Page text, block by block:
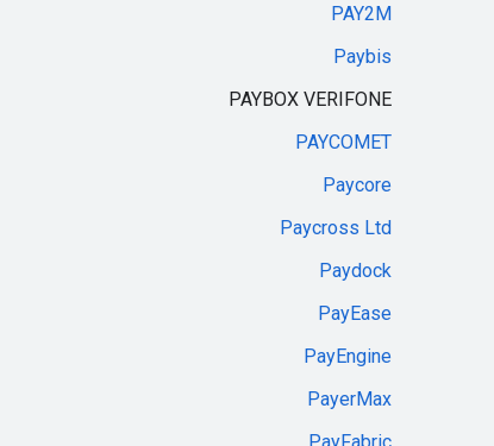
PAY2M
Paybis
PAYBOX VERIFONE
PAYCOMET
Paycore
Paycross Ltd
Paydock
PayEase
PayEngine
PayerMax
PayFabric